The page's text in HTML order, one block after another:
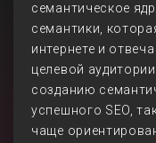
семантическое
семантики,
интернете и
целевой
созданию
успешного SEO,
чаще